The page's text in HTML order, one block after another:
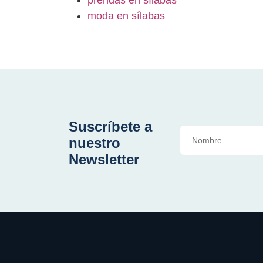
moda en sílabas
Suscríbete a
nuestro
Newsletter